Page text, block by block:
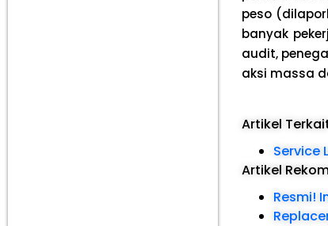
peso
banyak
audit,
aksi massa
Artikel
Service
Artikel
Resmi!